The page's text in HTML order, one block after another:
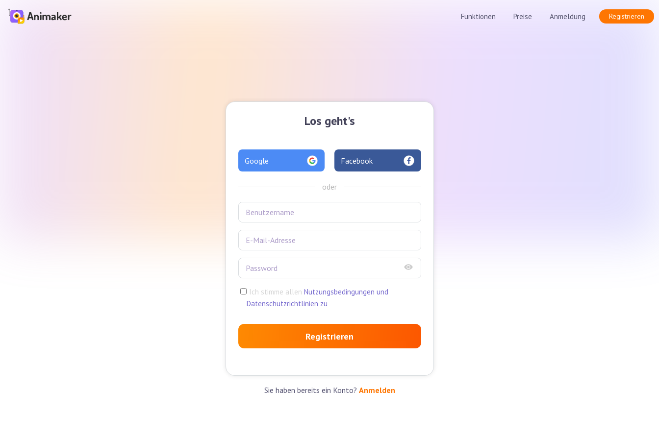
Funktionen Preise Anmeldung Registrieren
Los geht's
Google Facebook
oder
Ich stimme allen Nutzungsbedingungen und
Datenschutzrichtlinien zu
Registrieren
Sie haben bereits ein Konto? Anmelden